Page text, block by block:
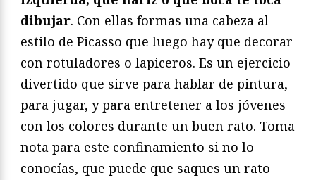
dibujar. Con ellas formas una cabeza al
estilo de Picasso que luego hay que decorar
con rotuladores o lapiceros. Es un ejercicio
divertido que sirve para hablar de pintura,
para jugar, y para entretener a los jóvenes
con los colores durante un buen rato. Toma
nota para este confinamiento si no lo
conocías, que puede que saques un rato